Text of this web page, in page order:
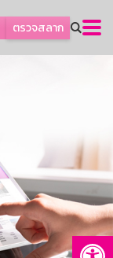
ตรวจสลาก